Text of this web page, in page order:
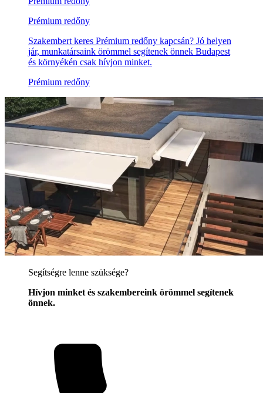
Prémium redőny
Szakembert keres Prémium redőny kapcsán? Jó helyen
jár, munkatársaink örömmel segítenek önnek Budapest
és környékén csak hívjon minket.
Prémium redőny
Segítségre lenne szüksége?
Hívjon minket és szakembereink örömmel segítenek
önnek.